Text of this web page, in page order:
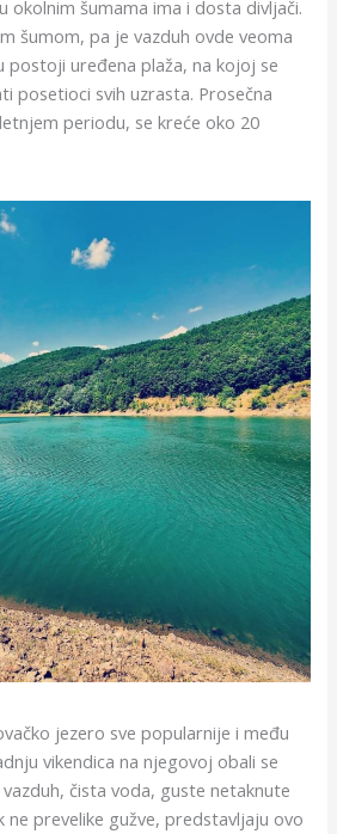
okolnim šumama ima i dosta divljači.
šumom, pa je vazduh ovde veoma
postoji uređena plaža, na kojoj se
posetioci svih uzrasta. Prosečna
periodu, se kreće oko 20
jezero sve popularnije i među
vikendica na njegovoj obali se
čista voda, guste netaknute
ne prevelike gužve, predstavljaju ovo